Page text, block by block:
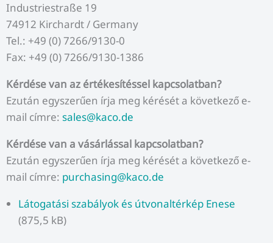
Industriestraße 19
74912 Kirchardt / Germany
Tel.: +49 (0) 7266/9130-0
Fax: +49 (0) 7266/9130-1386
Kérdése van az értékesítéssel kapcsolatban?
Ezután egyszerűen írja meg kérését a következő e-
mail címre: sales@kaco.de
Kérdése van a vásárlással kapcsolatban?
Ezután egyszerűen írja meg kérését a következő e-
mail címre: purchasing@kaco.de
Látogatási szabályok és útvonaltérkép Enese
(875,5 kB)